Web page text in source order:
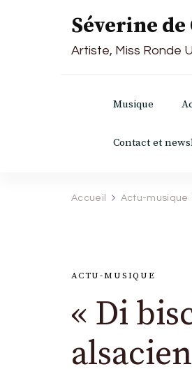
Séverine de
Artiste, Miss Ronde
Musique
Contact et
Accueil Actu-musique
ACTU-MUSIQUE
« Di